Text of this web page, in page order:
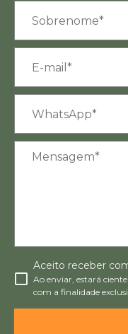
Aceito receber
Ao enviar, estará
com a finalidade